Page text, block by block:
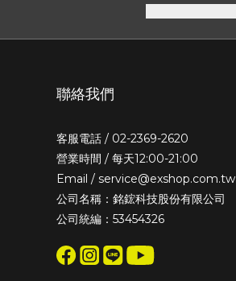
聯絡我們
客服電話 / 02-2369-2620
營業時間 / 每天12:00-21:00
Email / service@exshop.com.tw
公司名稱：銘鋐科技股份有限公司
公司統編：53454326